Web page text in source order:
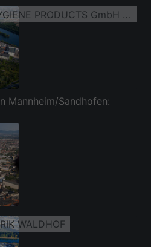
Werksgelände SCA HYGIENE PRODUCTS GmbH am Altrhein im Ortsteil Waldhof
Mannheim/Sandhofen:
WALDHOF